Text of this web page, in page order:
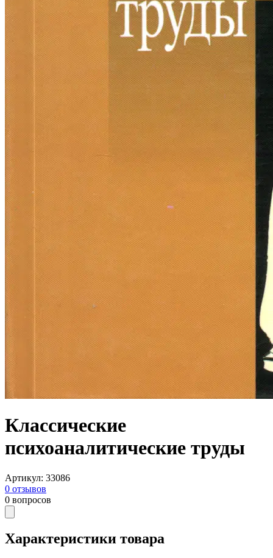
Классические
психоаналитические труды
Артикул: 33086
0 отзывов
0 вопросов
Характеристики товара